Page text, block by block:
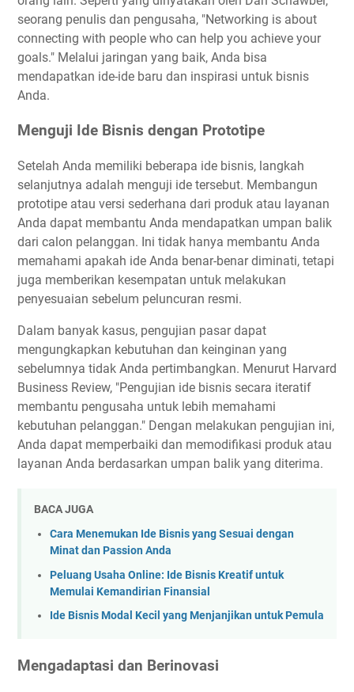
seorang penulis dan pengusaha, "Networking is about
connecting with people who can help you achieve your
goals." Melalui jaringan yang baik, Anda bisa
mendapatkan ide-ide baru dan inspirasi untuk bisnis
Anda.
Menguji Ide Bisnis dengan Prototipe
Setelah Anda memiliki beberapa ide bisnis, langkah
selanjutnya adalah menguji ide tersebut. Membangun
prototipe atau versi sederhana dari produk atau layanan
Anda dapat membantu Anda mendapatkan umpan balik
dari calon pelanggan. Ini tidak hanya membantu Anda
memahami apakah ide Anda benar-benar diminati, tetapi
juga memberikan kesempatan untuk melakukan
penyesuaian sebelum peluncuran resmi.
Dalam banyak kasus, pengujian pasar dapat
mengungkapkan kebutuhan dan keinginan yang
sebelumnya tidak Anda pertimbangkan. Menurut Harvard
Business Review, "Pengujian ide bisnis secara iteratif
membantu pengusaha untuk lebih memahami
kebutuhan pelanggan." Dengan melakukan pengujian ini,
Anda dapat memperbaiki dan memodifikasi produk atau
layanan Anda berdasarkan umpan balik yang diterima.
BACA JUGA
Cara Menemukan Ide Bisnis yang Sesuai dengan
Minat dan Passion Anda
Peluang Usaha Online: Ide Bisnis Kreatif untuk
Memulai Kemandirian Finansial
Ide Bisnis Modal Kecil yang Menjanjikan untuk Pemula
Mengadaptasi dan Berinovasi